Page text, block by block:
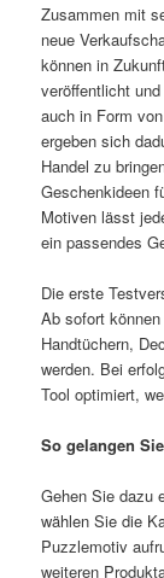
Zusammen mit
neue
können in
veröffentlicht
auch in Form
ergeben sich
Handel zu
Geschenkideen
Motiven lässt
ein passendes
Die erste
Ab sofort
Handtüchern,
werden. Bei
Tool optimiert,
So gelangen
Gehen Sie dazu
wählen Sie die
Puzzlemotiv
weiteren